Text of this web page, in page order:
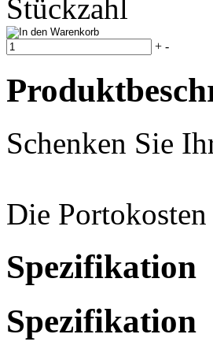
+ -
Schenken Sie
Die
Spezifikation
Spezifikation